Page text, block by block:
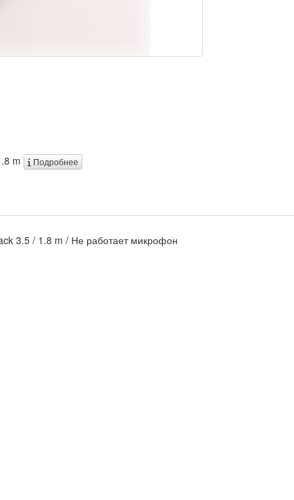
m Подробнее
3.5 / 1.8 m / Не работает микрофон